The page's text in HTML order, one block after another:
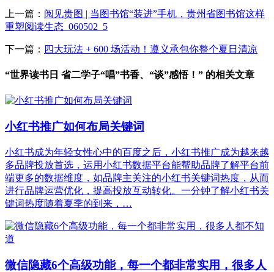
上一篇： 阅见贵图 | 当图书馆“装进”手机，贵州省图书馆这样
重塑阅读生态_060502_5
下一篇： 四大玩法 + 600 场活动！遵义承包你整个夏日清凉
“世界读书日 省二学子“唱”书香、“谈”感悟！” 的相关文章
小红书推广如何布局关键词
小红书成为年轻女性心中的百度之后，小红书推广成为越来越
多品牌投放首选，运用小红书数据平台能帮助品牌了解平台前
端更多的数据维度，如品牌主关注的小红书关键词热度，从而
进行品牌运营优化，提高投放互动转化。一分钟了解小红书关
键词热度随着夏季的到来，…
微信隐藏6个高级功能，每一个都非常实用，很多人